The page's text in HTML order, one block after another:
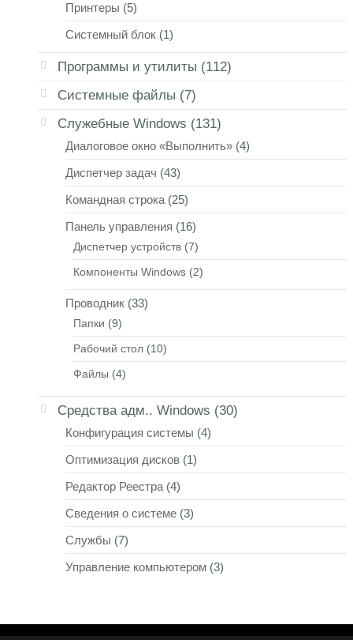
Принтеры (5)
Системный блок (1)
Программы и утилиты (112)
Системные файлы (7)
Служебные Windows (131)
Диалоговое окно «Выполнить» (4)
Диспетчер задач (43)
Командная строка(25)
Панель управления (16)
Диспетчер устройств (7)
Компоненты Windows (2)
Проводник (33)
Папки (9)
Рабочий стол (10)
Файлы (4)
Средства адм.. Windows (30)
Конфигурация системы (4)
Оптимизация дисков (1)
Редактор Реестра(4)
Сведения о системе (3)
Службы (7)
Управление компьютером (3)